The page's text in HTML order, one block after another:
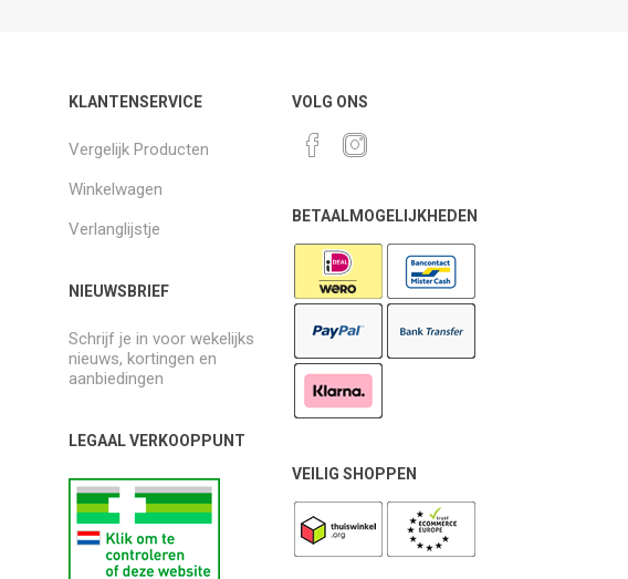
KLANTENSERVICE
Vergelijk Producten
Winkelwagen
Verlanglijstje
NIEUWSBRIEF
Schrijf je in voor wekelijks
nieuws, kortingen en
aanbiedingen
LEGAAL VERKOOPPUNT
VOLG ONS
BETAALMOGELIJKHEDEN
VEILIG SHOPPEN